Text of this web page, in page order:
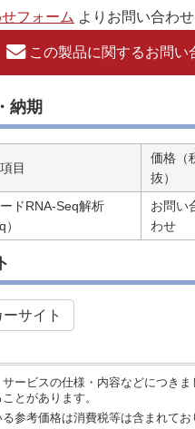
フォーム よりお問い合わせ
この製品に関するお問い
納期
目
価格（
抜）
ドRNA-Seq解析
お問い
わせ
サイト
ービスの仕様・内容などにつきま
とがあります。
参考価格は消費税等は含まれてお